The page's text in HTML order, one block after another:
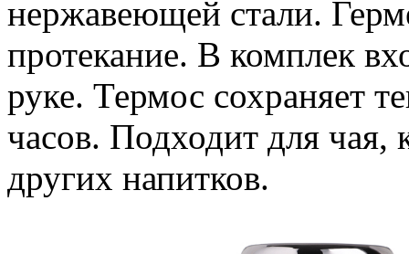
нержавеющей стали.
протекание. В комплек
руке. Термос сохраняет
часов. Подходит для
других напитков.